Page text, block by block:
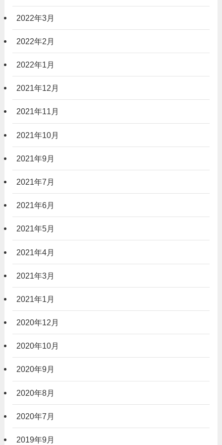
2022年3月
2022年2月
2022年1月
2021年12月
2021年11月
2021年10月
2021年9月
2021年7月
2021年6月
2021年5月
2021年4月
2021年3月
2021年1月
2020年12月
2020年10月
2020年9月
2020年8月
2020年7月
2019年9月